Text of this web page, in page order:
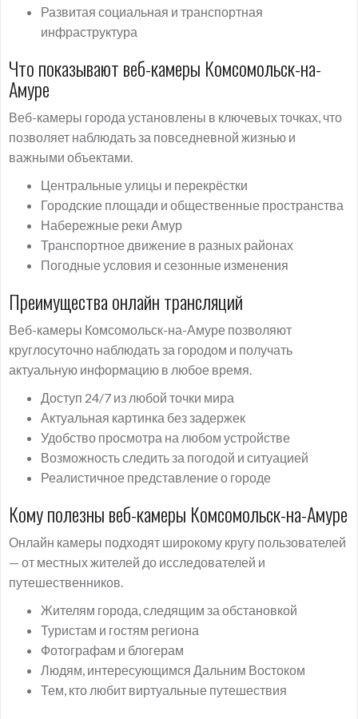
Развитая социальная и транспортная
инфраструктура
Что показывают веб-камеры Комсомольск-на-
Амуре
Веб-камеры города установлены в ключевых точках, что
позволяет наблюдать за повседневной жизнью и
важными объектами.
Центральные улицы и перекрёстки
Городские площади и общественные пространства
Набережные реки Амур
Транспортное движение в разных районах
Погодные условия и сезонные изменения
Преимущества онлайн трансляций
Веб-камеры Комсомольск-на-Амуре позволяют
круглосуточно наблюдать за городом и получать
актуальную информацию в любое время.
Доступ 24/7 из любой точки мира
Актуальная картинка без задержек
Удобство просмотра на любом устройстве
Возможность следить за погодой и ситуацией
Реалистичное представление о городе
Кому полезны веб-камеры Комсомольск-на-Амуре
Онлайн камеры подходят широкому кругу пользователей
— от местных жителей до исследователей и
путешественников.
Жителям города, следящим за обстановкой
Туристам и гостям региона
Фотографам и блогерам
Людям, интересующимся Дальним Востоком
Тем, кто любит виртуальные путешествия